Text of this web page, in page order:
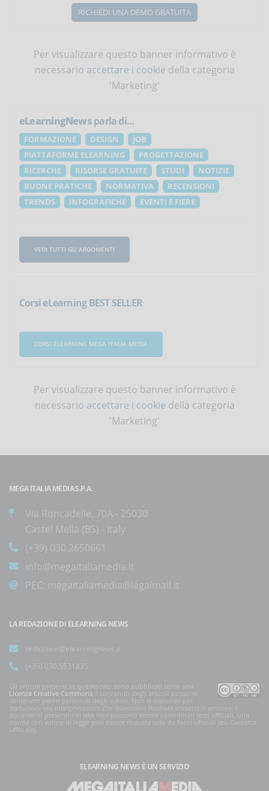
RICHIEDI UNA DEMO GRATUITA
Per visualizzare questo banner informativo è
necessario accettare i cookie della categoria
'Marketing'
eLearningNewsparla di...
FORMAZIONE DESIGN
JOB
PIATTAFORME ELEARNING
PROGETTAZIONE
RICERCHE
RISORSE GRATUITE STUDI
NOTIZIE
BUONE PRATICHE
NORMATIVA
RECENSIONI
TRENDS
INFOGRAFICHE EVENTI E FIERE
VEDI TUTTI GLI ARGOMENTI
Corsi eLearning BEST SELLER
CORSI ELEARNING MEGA ITALIA MEDIA
Per visualizzare questo banner informativo è
necessario accettare i cookie della categoria
'Marketing'
MEGA ITALIA MEDIA S.P.A.
Via Roncadelle, 70A - 25030
Castel Mella (BS) - Italy
(+39) 030.2650661
info@megaitaliamedia.it
PEC: megaitaliamedia@legalmail.it
LA REDAZIONE DI ELEARNING NEWS
redazione@elearningnews.it
(+39) 030.5531835
Gli articoli presenti in questo sito sono pubblicati sotto una
Licenza Creative Commons. I contenuti degli articoli possono
contenere pareri personali degli autori. Non si risponde per
traduzioni e/o interpretazioni che dovessero risultare inesatte o erronee. I
documenti presenti nel sito non possono essere considerati testi ufficiali, una
norma con valore di legge può essere ricavata solo da fonti ufficiali (es. Gazzetta
Ufficiale).
ELEARNING NEWS È UN SERVIZIO